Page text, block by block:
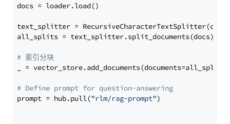
docs = loader.load()
text_splitter =
all_splits = text_splitter.split_documents(docs)
# 索引分块
_ = vector_store.add_documents(documents=all_splits)
# Define prompt for question-answering
prompt = hub.pull("rlm/rag-prompt")